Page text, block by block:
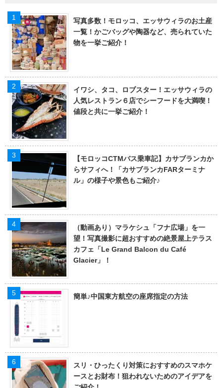
写真多数！モロッコ、エッサウィラのお土産
一覧！かごバッグや陶器など、売られていた
物を一挙ご紹介！
イワシ、タコ、ロブスター！エッサウィラの
人気レストラン６店でシーフードを大満喫！
値段と共に一挙ご紹介！
【モロッコCTMバス乗車記】カサブランカか
らサフィへ！「カサブランカFARターミナ
ル」の様子や景色もご紹介♪
（動画あり）マラケシュ「フナ広場」を一
望！写真撮影に超おすすめの絶景屋上テラス
カフェ「Le Grand Balcon du Café
Glacier」！
簡単♪中国東方航空の座席指定の方法
スリ・ひったくり対策におすすめのスマホケ
ースとお財布！狙われないためのアイデアを